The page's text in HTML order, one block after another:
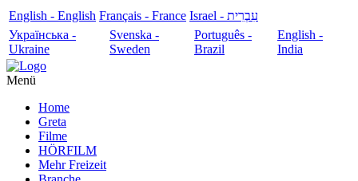
English - English Français - France
עִבְרִית - Israel
Українська -
Ukraine
Svenska -
Sweden
Português -
Brazil
English -
India
Menü
Home
Greta
Filme
HÖRFILM
Mehr Freizeit